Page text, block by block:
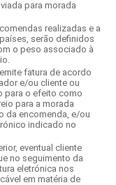
para morada
realizadas e a
serão definidos
o peso associado à
fatura de acordo
e/ou cliente ou
para o efeito como
para a morada
da encomenda, e/ou
indicado no
eventual cliente
no seguimento da
eletrónica nos
em matéria de